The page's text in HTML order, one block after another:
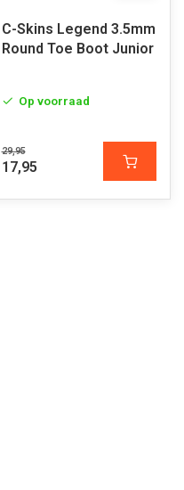
C-Skins Legend 3.5mm
Round Toe Boot Junior
Op voorraad
29,95
17,95